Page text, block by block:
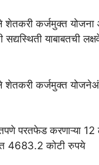
शेतकरी कर्जमुक्त योजना
सद्यस्थिती याबाबतची
शेतकरी कर्जमुक्त
परतफेड करणाऱ्या
4683.2 कोटी रुपये